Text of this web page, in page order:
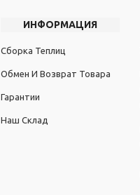
ИНФОРМАЦИЯ
Сборка Теплиц
Обмен И Возврат Товара
Гарантии
Наш Склад